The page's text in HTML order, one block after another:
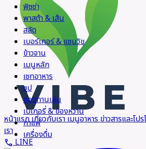
หน้าแรกเกี่ยวกับเราเมนูอาหารข่าวสารและโป
เรา
call LINE
พิซซ่า
พาสต้า & เส้น
สลัด
เบอร์เกอร์ & แซนวิช
ข้าวจาน
เมนูหลัก
เซทอาหาร
ซุป
ของทานเล่น
เบเกอรี่ & ของหวาน
กาแฟ
เครื่องดื่ม